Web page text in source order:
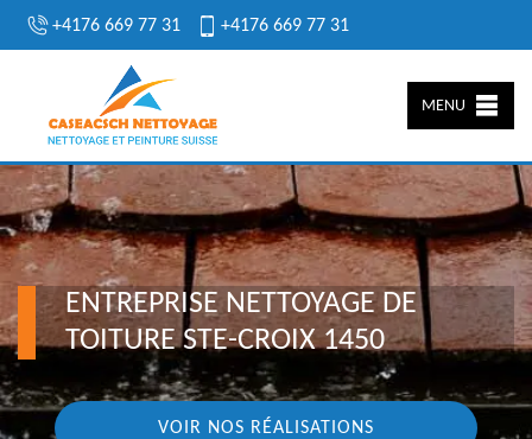
+4176 669 77 31 +4176 669 77 31
MENU
ENTREPRISE NETTOYAGE DE
TOITURE STE-CROIX 1450
VOIR NOS RÉALISATIONS